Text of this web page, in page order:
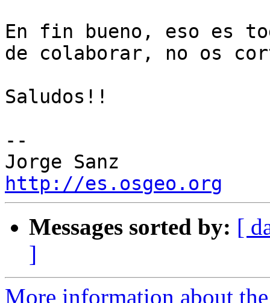
En fin bueno, eso es
de colaborar, no os
Saludos!!
--
http://es.osgeo.org
Messages sorted by: [
]
More information about